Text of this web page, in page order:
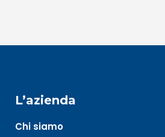
L’azienda
Chi siamo